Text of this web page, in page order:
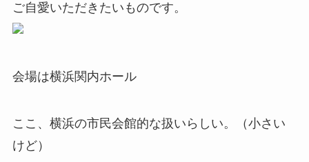
ご自愛いただきたいものです。
会場は横浜関内ホール
ここ、横浜の市民会館的な扱いらしい。（小さい
けど）